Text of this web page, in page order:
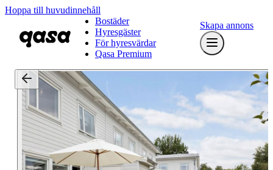
Hoppa till huvudinnehåll
Bostäder
Hyresgäster
För hyresvärdar
Qasa Premium
Skapa annons